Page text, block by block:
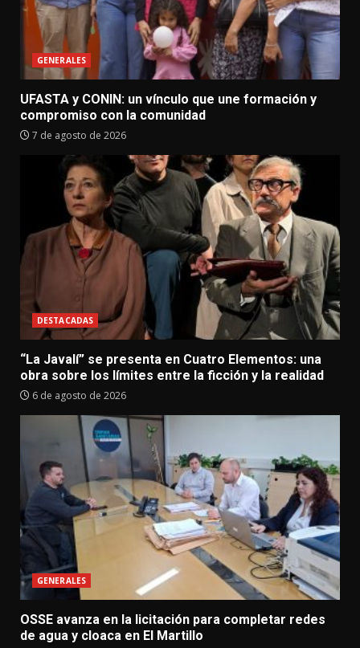
GENERALES
UFASTA y CONIN: un vínculo que une formación y
compromiso con la comunidad
7 de agosto de 2026
DESTACADAS
“La Javalí” se presenta en Cuatro Elementos: una
obra sobre los límites entre la ficción y la realidad
6 de agosto de 2026
GENERALES
OSSE avanza en la licitación para completar redes
de agua y cloaca en El Martillo